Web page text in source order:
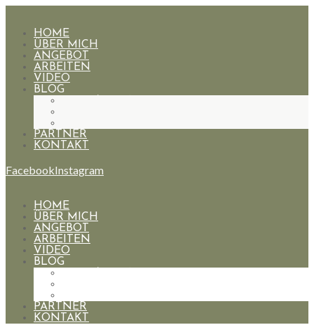
HOME
ÜBER MICH
ANGEBOT
ARBEITEN
VIDEO
BLOG
PARTNER
KONTAKT
FacebookInstagram
HOME
ÜBER MICH
ANGEBOT
ARBEITEN
VIDEO
BLOG
PARTNER
KONTAKT